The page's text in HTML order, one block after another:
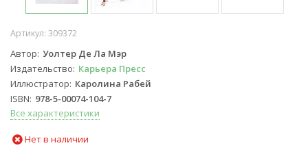
Артикул: 309372
Автор Уолтер Де Ла Мэр
Издательство Карьера Пресс
Иллюстратор Каролина Рабей
ISBN 978-5-00074-104-7
Все характеристики
Нет в наличии